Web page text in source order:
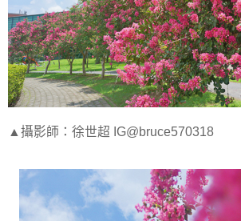
▲攝影師：徐世超 IG@bruce570318